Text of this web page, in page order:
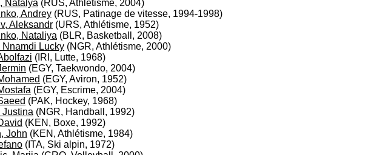
Natalya (RUS, Athlétisme, 2004)
Andrey (RUS, Patinage de vitesse, 1994-1998)
Aleksandr (URS, Athlétisme, 1952)
Nataliya (BLR, Basketball, 2008)
Nnamdi Lucky (NGR, Athlétisme, 2000)
(IRI, Lutte, 1968)
(EGY, Taekwondo, 2004)
(EGY, Aviron, 1952)
(EGY, Escrime, 2004)
(PAK, Hockey, 1968)
Justina (NGR, Handball, 1992)
(KEN, Boxe, 1992)
John (KEN, Athlétisme, 1984)
(ITA, Ski alpin, 1972)